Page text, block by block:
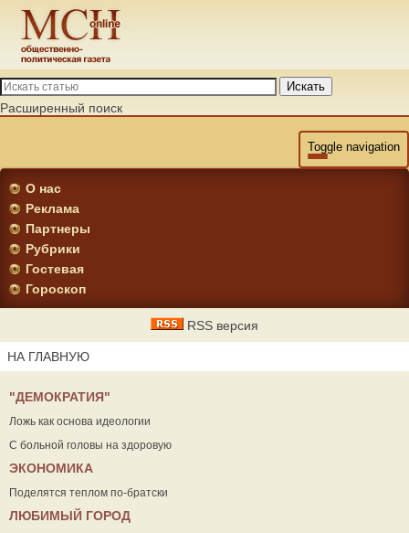
Искать
Расширенный поиск
Toggle navigation
О нас
Реклама
Партнеры
Рубрики
Гостевая
Гороскоп
RSS версия
НА ГЛАВНУЮ
"ДЕМОКРАТИЯ"
Ложь как основа идеологии
С больной головы на здоровую
ЭКОНОМИКА
Поделятся теплом по-братски
ЛЮБИМЫЙ ГОРОД